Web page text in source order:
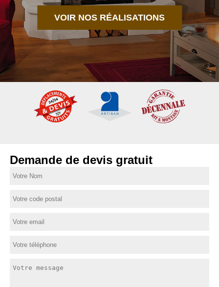
VOIR NOS RÉALISATIONS
Demande de devis gratuit